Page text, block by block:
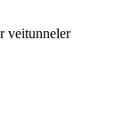
veitunneler